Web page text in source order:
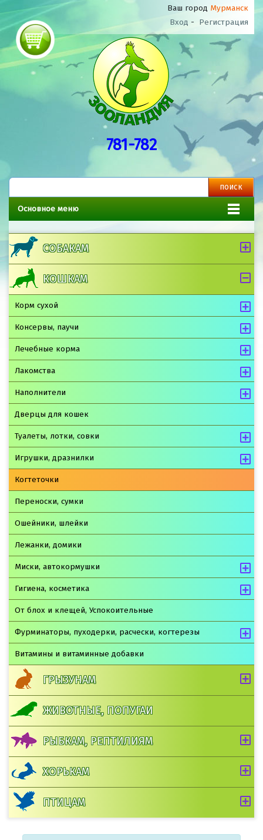
Ваш город Мурманск
Вход - Регистрация
781-782
Основное меню
СОБАКАМ
КОШКАМ
Корм сухой
Консервы, паучи
Лечебные корма
Лакомства
Наполнители
Дверцы для кошек
Туалеты, лотки, совки
Игрушки, дразнилки
Когтеточки
Переноски, сумки
Ошейники, шлейки
Лежанки, домики
Миски, автокормушки
Гигиена, косметика
От блох и клещей, Успокоительные
Фурминаторы, пуходерки, расчески, когтерезы
Витамины и витаминные добавки
ГРЫЗУНАМ
ЖИВОТНЫЕ, ПОПУГАИ
РЫБКАМ, РЕПТИЛИЯМ
ХОРЬКАМ
ПТИЦАМ